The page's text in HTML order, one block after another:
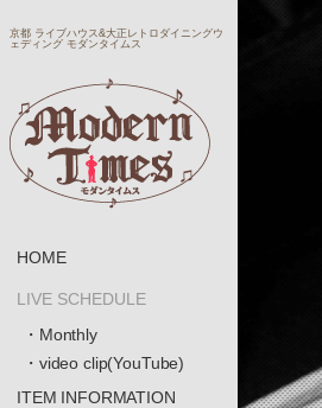
京都 ライブハウス&大正レトロダイニングウ
ェディング モダンタイムス
HOME
LIVE SCHEDULE
・Monthly
・video clip(YouTube)
ITEM INFORMATION